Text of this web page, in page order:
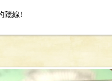
隱線!